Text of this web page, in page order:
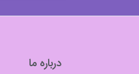
درباره ما